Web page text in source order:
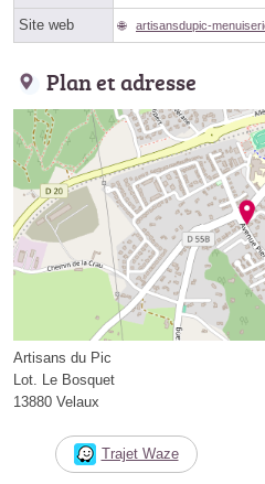
Site web artisansdupic-
Plan et adresse
Artisans du Pic
Lot. Le Bosquet
13880 Velaux
Trajet Waze